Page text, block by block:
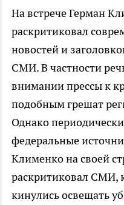
На встрече Герман
раскритиковал
новостей и
СМИ. В частности
внимании прессы к
подобным грешат
Однако
федеральные
Клименко на своей
раскритиковал СМИ,
кинулись освещать